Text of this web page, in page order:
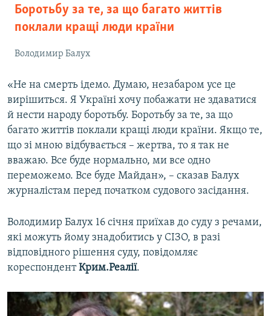
Боротьбу за те, за що багато життів
поклали кращі люди країни
Володимир Балух
«Не на смерть ідемо. Думаю, незабаром усе це
вирішиться. Я Україні хочу побажати не здаватися
й нести народу боротьбу. Боротьбу за те, за що
багато життів поклали кращі люди країни. Якщо те,
що зі мною відбувається – жертва, то я так не
вважаю. Все буде нормально, ми все одно
переможемо. Все буде Майдан», – сказав Балух
журналістам перед початком судового засідання.
Володимир Балух 16 січня приїхав до суду з речами,
які можуть йому знадобитись у СІЗО, в разі
відповідного рішення суду, повідомляє
кореспондентКрим.Реалії.